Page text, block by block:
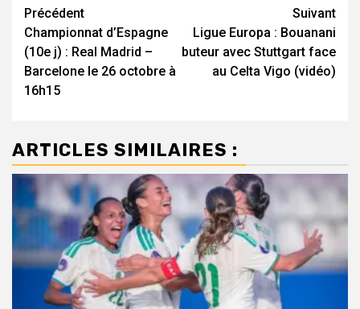
Navigation
d’article
Précédent
Championnat d’Espagne
(10e j) : Real Madrid –
Barcelone le 26 octobre à
16h15
Suivant
Ligue Europa : Bouanani
buteur avec Stuttgart face
au Celta Vigo (vidéo)
ARTICLES SIMILAIRES :